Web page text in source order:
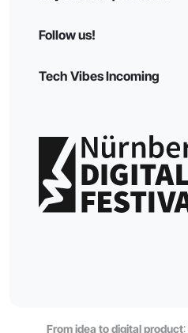
Follow us!
Tech Vibes Incoming
From idea to digital product